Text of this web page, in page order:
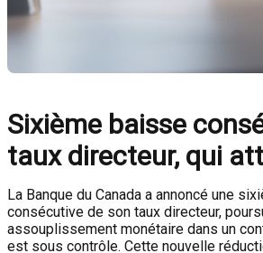
Sixième baisse
taux directeur, qui
La Banque du Canada a annoncé une
consécutive de son taux directeur,
assouplissement monétaire dans un
est sous contrôle. Cette nouvelle